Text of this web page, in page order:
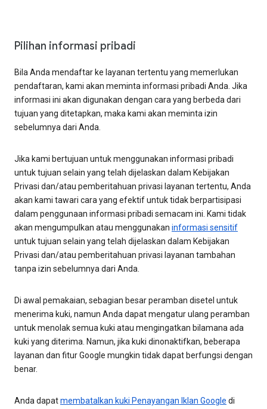
Pilihan informasi pribadi
Bila Anda mendaftar ke layanan tertentu yang memerlukan
pendaftaran, kami akan meminta informasi pribadi Anda. Jika
informasi ini akan digunakan dengan cara yang berbeda dari
tujuan yang ditetapkan, maka kami akan meminta izin
sebelumnya dari Anda.
Jika kami bertujuan untuk menggunakan informasi pribadi
untuk tujuan selain yang telah dijelaskan dalam Kebijakan
Privasi dan/atau pemberitahuan privasi layanan tertentu, Anda
akan kami tawari cara yang efektif untuk tidak berpartisipasi
dalam penggunaan informasi pribadi semacam ini. Kami tidak
akan mengumpulkan atau menggunakan informasi sensitif
untuk tujuan selain yang telah dijelaskan dalam Kebijakan
Privasi dan/atau pemberitahuan privasi layanan tambahan
tanpa izin sebelumnya dari Anda.
Di awal pemakaian, sebagian besar peramban disetel untuk
menerima kuki, namun Anda dapat mengatur ulang peramban
untuk menolak semua kuki atau mengingatkan bilamana ada
kuki yang diterima. Namun, jika kuki dinonaktifkan, beberapa
layanan dan fitur Google mungkin tidak dapat berfungsi dengan
benar.
Anda dapatmembatalkan kuki Penayangan Iklan Google di